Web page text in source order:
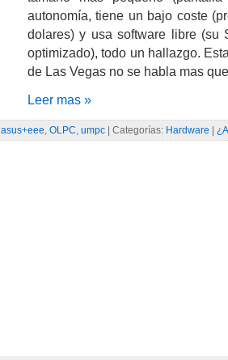
autonomía, tiene un bajo coste
dolares) y usa software libre (su
optimizado), todo un hallazgo.
de Las Vegas no se habla mas
Leer mas »
asus+eee, OLPC, umpc | Categorías: Hardware